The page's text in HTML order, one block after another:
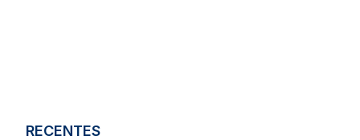
RECENTES